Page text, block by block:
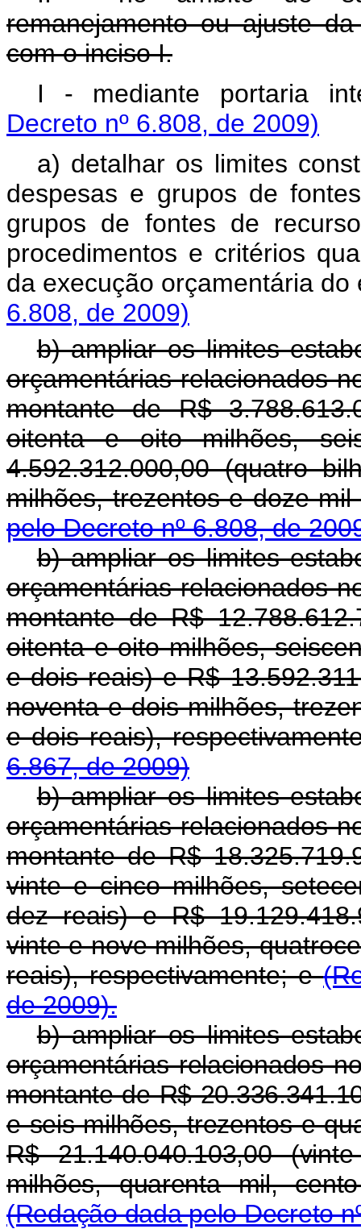
remanejamento ou ajuste
com o inciso I.
I - mediante portaria
Decreto nº 6.808, de 2009)
a) detalhar os limites
despesas e grupos de
grupos de fontes de
procedimentos e critérios
da execução orçamentária
6.808, de 2009)
b) ampliar os limites
orçamentárias relacionados
montante de R$
oitenta e oito milhões,
4.592.312.000,00 (quatro
milhões, trezentos e doze
pelo Decreto nº 6.808, de
b) ampliar os limites
orçamentárias relacionados
montante de R$
oitenta e oito milhões,
e dois reais) e R$
noventa e dois milhões,
e dois reais),
6.867, de 2009)
b) ampliar os limites
orçamentárias relacionados
montante de R$
vinte e cinco milhões,
dez reais) e R$
vinte e nove milhões,
reais), respectivamente; e
de 2009).
b) ampliar os limites
orçamentárias relacionados
montante de R$
e seis milhões, trezentos e
R$ 21.140.040.103,00
milhões, quarenta mil,
(Redação dada pelo Decreto